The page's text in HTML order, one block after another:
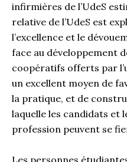
infirmières de l’UdeS
relative de l’UdeS est
l’excellence et le
face au développement
coopératifs offerts par
un excellent moyen de
la pratique, et de
laquelle les candidats et
profession peuvent se
Les personnes